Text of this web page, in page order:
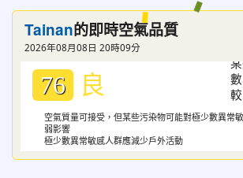
Tainan的即時空氣品質
2026年08月08日 20時09分
76 良
空氣質量可接受，但某些污染物可能對極少數異常
弱影響
極少數異常敏感人群應減少戶外活動